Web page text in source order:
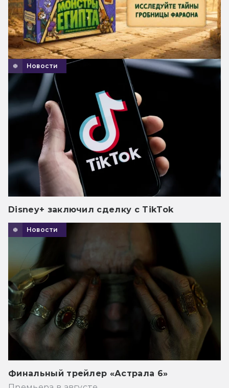
Новости
Disney+ заключил сделку с TikTok
Новости
Финальный трейлер «Астрала 6»